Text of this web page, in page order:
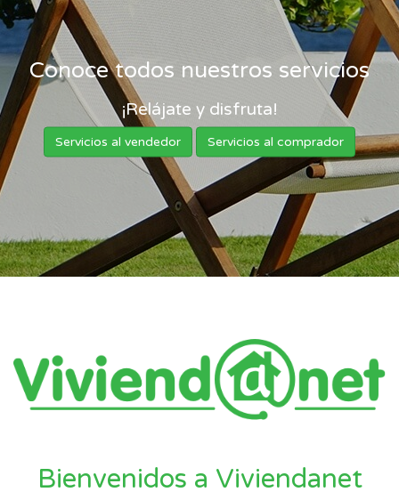
Conoce todos nuestros servicios
¡Relájate y disfruta!
Servicios al vendedor Servicios al comprador
Bienvenidos a Viviendanet